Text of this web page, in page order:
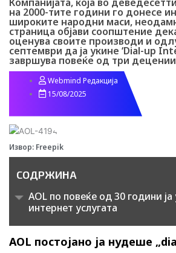
o
o
k
g
r
a
m
b
e
на 2000-тите години го донесе
широките народни маси,
страница објави соопштение
оценува своите производи и
септември да ја укине ‘Dial-up
завршува повеќе од три
Webmind Редакција
15/08/2025
Извор: Freepik
СОДРЖИНА
AOL по повеќе од 30 години
интернет услугата
AOL постојано ја нудеше